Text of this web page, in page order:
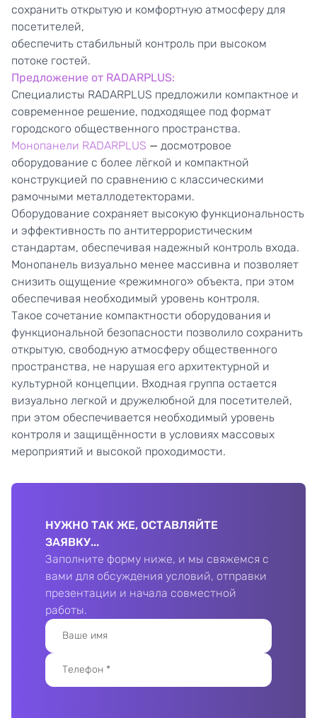
сохранить открытую и комфортную атмосферу для
посетителей,
обеспечить стабильный контроль при высоком
потоке гостей.
Предложение от RADARPLUS:
Специалисты RADARPLUS предложили компактное и
современное решение, подходящее под формат
городского общественного пространства.
Монопанели RADARPLUS — досмотровое
оборудование с более лёгкой и компактной
конструкцией по сравнению с классическими
рамочными металлодетекторами.
Оборудование сохраняет высокую функциональность
и эффективность по антитеррористическим
стандартам, обеспечивая надежный контроль входа.
Монопанель визуально менее массивна и позволяет
снизить ощущение «режимного» объекта, при этом
обеспечивая необходимый уровень контроля.
Такое сочетание компактности оборудования и
функциональной безопасности позволило сохранить
открытую, свободную атмосферу общественного
пространства, не нарушая его архитектурной и
культурной концепции. Входная группа остается
визуально легкой и дружелюбной для посетителей,
при этом обеспечивается необходимый уровень
контроля и защищённости в условиях массовых
мероприятий и высокой проходимости.
НУЖНО ТАК ЖЕ, ОСТАВЛЯЙТЕ
ЗАЯВКУ...
Заполните форму ниже, и мы свяжемся с
вами для обсуждения условий, отправки
презентации и начала совместной
работы.